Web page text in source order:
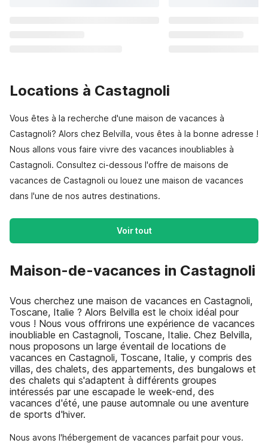
Locations à Castagnoli
Vous êtes à la recherche d'une maison de vacances à
Castagnoli? Alors chez Belvilla, vous êtes à la bonne adresse !
Nous allons vous faire vivre des vacances inoubliables à
Castagnoli. Consultez ci-dessous l'offre de maisons de
vacances de Castagnoli ou louez une maison de vacances
dans l'une de nos autres destinations.
Voir tout
Maison-de-vacances in Castagnoli
Vous cherchez une maison de vacances en Castagnoli,
Toscane, Italie ? Alors Belvilla est le choix idéal pour
vous ! Nous vous offrirons une expérience de vacances
inoubliable en Castagnoli, Toscane, Italie. Chez Belvilla,
nous proposons un large éventail de locations de
vacances en Castagnoli, Toscane, Italie, y compris des
villas, des chalets, des appartements, des bungalows et
des chalets qui s'adaptent à différents groupes
intéressés par une escapade le week-end, des
vacances d'été, une pause automnale ou une aventure
de sports d'hiver.
Nous avons l'hébergement de vacances parfait pour vous.